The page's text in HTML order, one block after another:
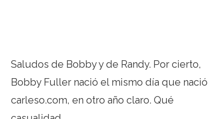
Saludos de Bobby y de Randy. Por cierto,
Bobby Fuller nació el mismo día que nació
carleso.com, en otro año claro. Qué